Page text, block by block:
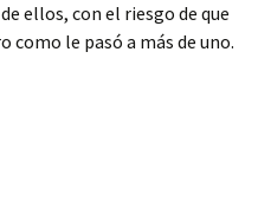
ellos, con el riesgo de que
como le pasó a más de uno.